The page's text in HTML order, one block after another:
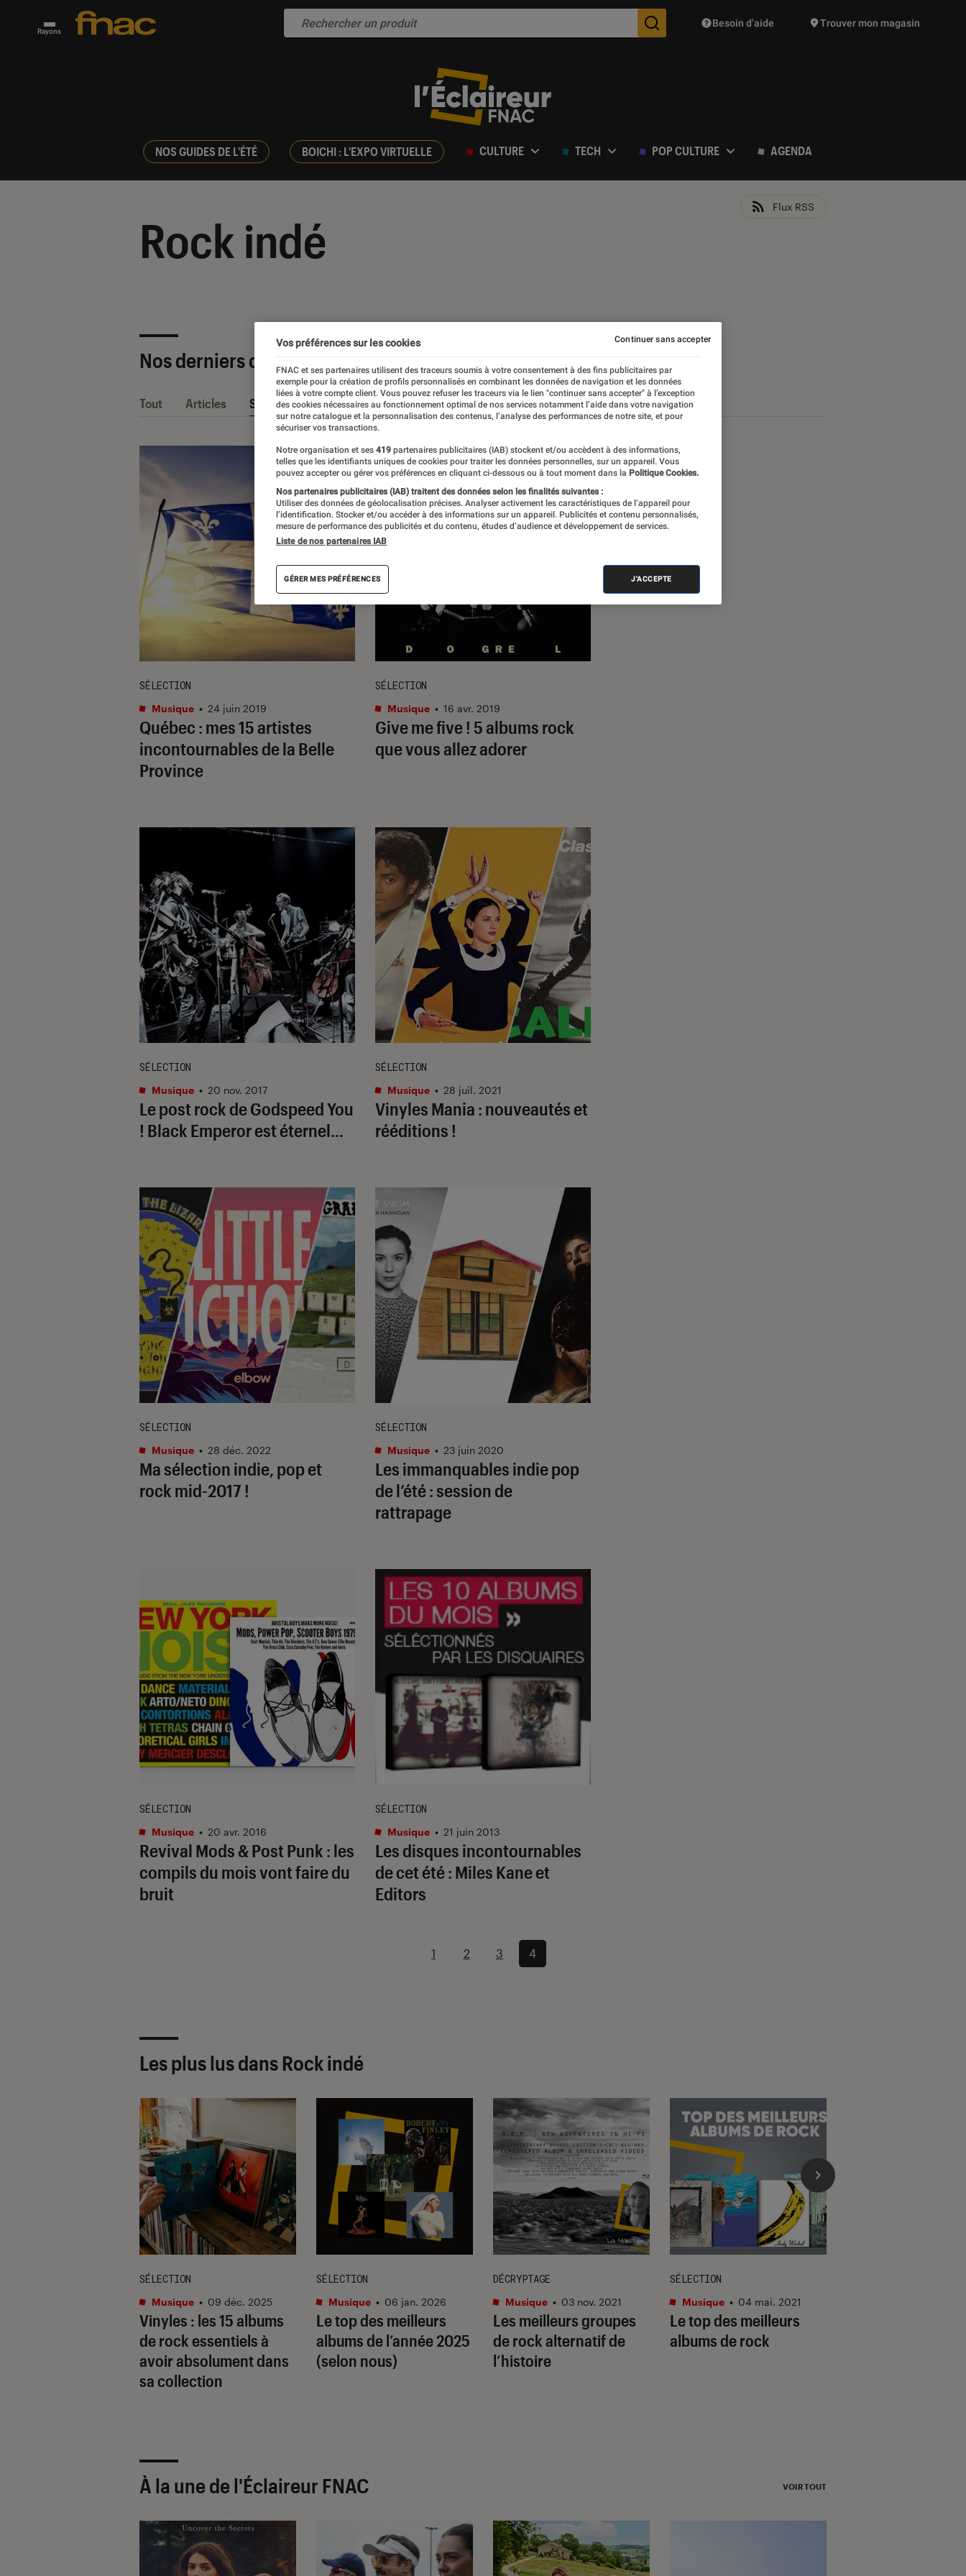
Rayons Des suggestions de produits vont vous être proposées
Besoin d’aide Trouver mon magasin
NOS GUIDES DE L'ÉTÉ BOICHI : L'EXPO VIRTUELLE CULTURE TECH POP CULTURE AGENDA
Rock indé
Flux RSS
Nos derniers contenus
Tout Articles Sélections et guides
Québec : mes 15 artistes
incontournables de la Belle
Province
SÉLECTION
Musique • 24 juin 2019
Give me five ! 5 albums rock
que vous allez adorer
SÉLECTION
Musique • 16 avr. 2019
Le post rock de Godspeed You
! Black Emperor est éternel…
SÉLECTION
Musique • 20 nov. 2017
Vinyles Mania : nouveautés et
rééditions !
SÉLECTION
Musique • 28 juil. 2021
Ma sélection indie, pop et
rock mid-2017 !
SÉLECTION
Musique • 28 déc. 2022
Les immanquables indie pop
de l’été : session de
rattrapage
SÉLECTION
Musique • 23 juin 2020
Revival Mods & Post Punk : les
compils du mois vont faire du
bruit
SÉLECTION
Musique • 20 avr. 2016
Les disques incontournables
de cet été : Miles Kane et
Editors
SÉLECTION
Musique • 21 juin 2013
1 2 3 4
Les plus lus dans Rock indé
Vinyles : les 15 albums
de rock essentiels à
avoir absolument dans
sa collection
SÉLECTION
Musique • 09 déc. 2025
Le top des meilleurs
albums de l’année 2025
(selon nous)
SÉLECTION
Musique • 06 jan. 2026
Les meilleurs groupes
de rock alternatif de
l’histoire
DÉCRYPTAGE
Musique • 03 nov. 2021
Le top des meilleurs
albums de rock
SÉLECTION
Musique • 04 mai. 2021
À la une de l'Éclaireur FNAC VOIR TOUT
Vos préférences sur les cookies
FNAC et ses partenaires utilisent des traceurs soumis à votre consentement à des fins publicitaires par
exemple pour la création de profils personnalisés en combinant les données de navigation et les données
liées à votre compte client. Vous pouvez refuser les traceurs via le lien "continuer sans accepter" à l’exception
des cookies nécessaires au fonctionnement optimal de nos services notamment l’aide dans votre navigation
sur notre catalogue et la personnalisation des contenus, l’analyse des performances de notre site, et pour
sécuriser vos transactions.
Notre organisation et ses 419 partenaires publicitaires (IAB) stockent et/ou accèdent à des informations,
telles que les identifiants uniques de cookies pour traiter les données personnelles, sur un appareil. Vous
pouvez accepter ou gérer vos préférences en cliquant ci-dessous ou à tout moment dans la Politique Cookies.
Nos partenaires publicitaires (IAB) traitent des données selon les finalités suivantes :
Utiliser des données de géolocalisation précises. Analyser activement les caractéristiques de l’appareil pour
l’identification. Stocker et/ou accéder à des informations sur un appareil. Publicités et contenu personnalisés,
mesure de performance des publicités et du contenu, études d’audience et développement de services.
Liste de nos partenaires IAB
GÉRER MES PRÉFÉRENCES J'ACCEPTE
Continuer sans accepter